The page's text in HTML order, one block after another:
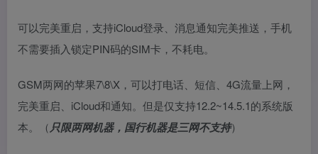
可以完美重启，支持iCloud登录、消息通知完美推送，手机
不需要插入锁定PIN码的SIM卡，不耗电。
GSM两网的苹果7\8\X，可以打电话、短信、4G流量上网，
完美重启、iCloud和通知。但是仅支持12.2~14.5.1的系统版
本。（只限两网机器，国行机器是三网不支持）